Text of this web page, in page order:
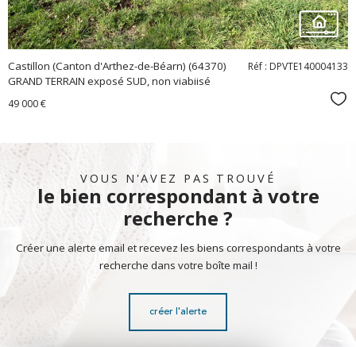
Castillon (Canton d'Arthez-de-Béarn) (64370)
GRAND TERRAIN exposé SUD, non viabiisé
Réf : DPVTE140004133
49 000 €
VOUS N'AVEZ PAS TROUVÉ
le bien correspondant à votre
recherche ?
Créer une alerte email et recevez les biens correspondants à votre
recherche dans votre boîte mail !
créer l'alerte